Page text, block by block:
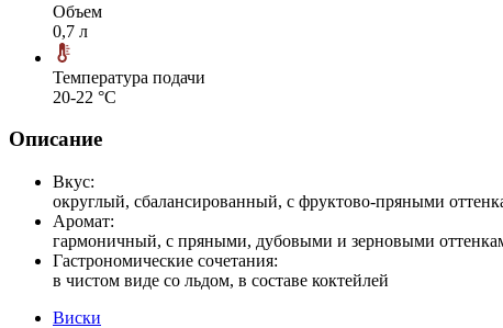
Объем
0,7 л
Температура подачи
20-22 °С
Описание
Вкус:
округлый, сбалансированный, с фруктово-пряными
Аромат:
гармоничный, с пряными, дубовыми и зерновыми
Гастрономические сочетания:
в чистом виде со льдом, в составе коктейлей
Виски